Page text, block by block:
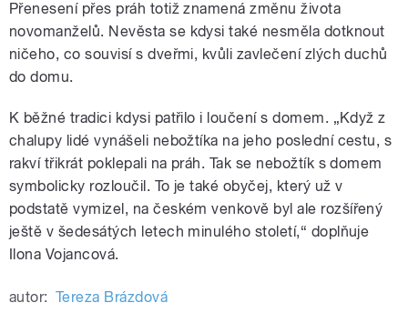
Přenesení přes práh totiž znamená změnu života
novomanželů. Nevěsta se kdysi také nesměla dotknout
ničeho, co souvisí s dveřmi, kvůli zavlečení zlých duchů
do domu.
K běžné tradici kdysi patřilo i loučení s domem. „Když z
chalupy lidé vynášeli nebožtíka na jeho poslední cestu, s
rakví třikrát poklepali na práh. Tak se nebožtík s domem
symbolicky rozloučil. To je také obyčej, který už v
podstatě vymizel, na českém venkově byl ale rozšířený
ještě v šedesátých letech minulého století,“ doplňuje
Ilona Vojancová.
autor: Tereza Brázdová